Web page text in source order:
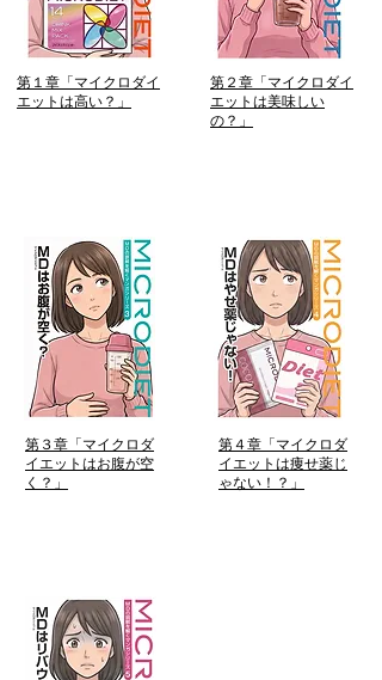
第１章「マイクロダイ
エットは高い？」
第３章「マイクロダ
イエットはお腹が空
く？」
第２章「マイクロダイ
エットは美味しい
の？」
第４章「マイクロダ
イエットは痩せ薬じ
ゃない！？」